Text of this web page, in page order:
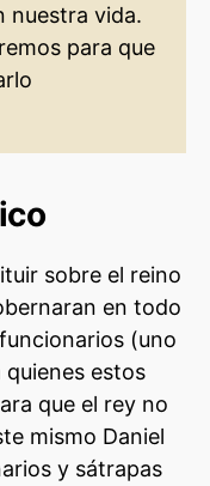
nuestra vida.
para que
sobre el reino
en todo
(uno
quienes estos
que el rey no
mismo Daniel
y sátrapas